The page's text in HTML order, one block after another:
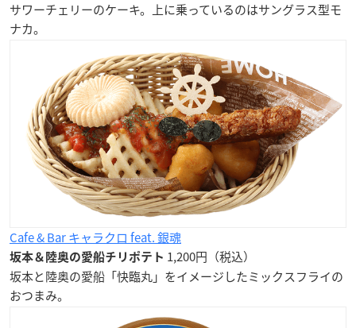
サワーチェリーのケーキ。上に乗っているのはサングラス型モ
ナカ。
Cafe & Bar キャラクロ feat. 銀魂
坂本＆陸奥の愛船チリポテト 1,200円（税込）
坂本と陸奥の愛船「快臨丸」をイメージしたミックスフライの
おつまみ。